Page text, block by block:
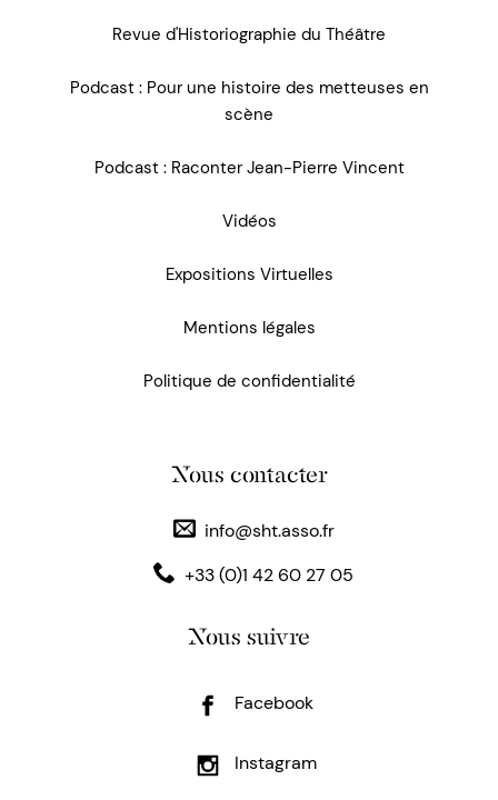
Revue d'Historiographie du Théâtre
Podcast : Pour une histoire des metteuses en
scène
Podcast : Raconter Jean-Pierre Vincent
Vidéos
Expositions Virtuelles
Mentions légales
Politique de confidentialité
Nous contacter
info@sht.asso.fr
+33 (0)1 42 60 27 05
Nous suivre
Facebook
Instagram